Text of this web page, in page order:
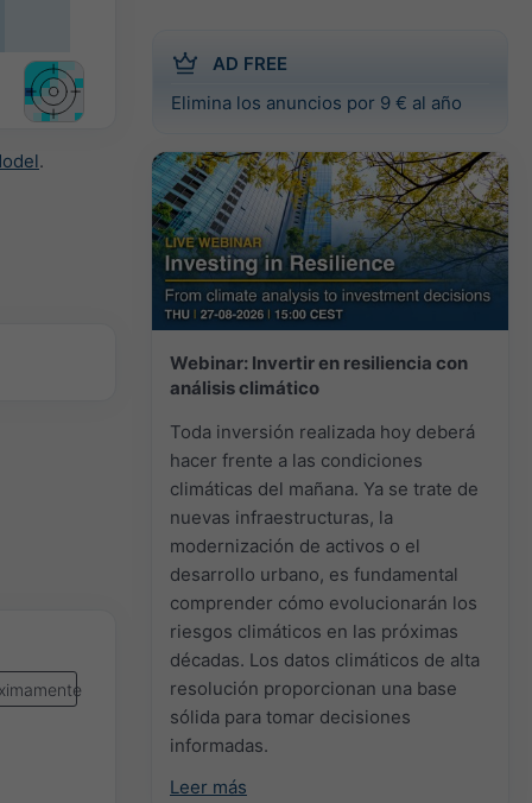
AD FREE
Elimina los anuncios por 9 € al año
Webinar: Invertir en resiliencia con
análisis climático
Toda inversión realizada hoy deberá
hacer frente a las condiciones
climáticas del mañana. Ya se trate de
nuevas infraestructuras, la
modernización de activos o el
desarrollo urbano, es fundamental
comprender cómo evolucionarán los
riesgos climáticos en las próximas
décadas. Los datos climáticos de alta
resolución proporcionan una base
sólida para tomar decisiones
informadas.
Leer más
.